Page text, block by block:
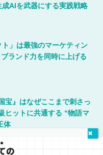
AIを武器にする実践戦略
ト」は最強のマーケティン
ランド力を同時に上げる
宝』はなぜここまで刺さっ
ヒットに共通する “物語マ
体